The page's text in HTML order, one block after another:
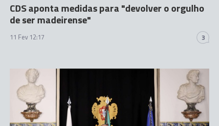
CDS aponta medidas para "devolver o orgulho
de ser madeirense"
11 Fev 12:17 3